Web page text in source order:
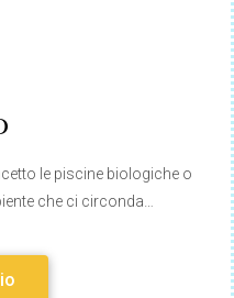
le piscine biologiche o
che ci circonda…